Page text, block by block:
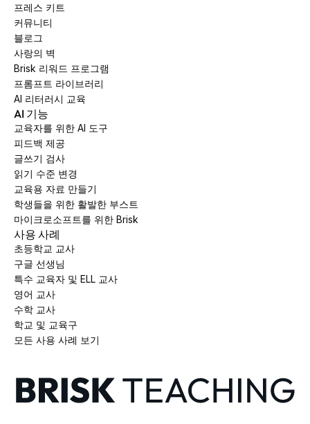
프레스 키트
커뮤니티
블로그
사랑의 벽
Brisk 리워드 프로그램
프롬프트 라이브러리
AI 리터러시 교육
AI 기능
교육자를 위한 AI 도구
피드백 제공
글쓰기 검사
읽기 수준 변경
교육용 자료 만들기
학생들을 위한 활발한 부스트
마이크로소프트를 위한 Brisk
사용 사례
초등학교 교사
구글 선생님
특수 교육자 및 ELL 교사
영어 교사
수학 교사
학교 및 교육구
모든 사용 사례 보기